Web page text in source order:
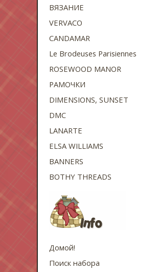
ВЯЗАНИЕ
VERVACO
CANDAMAR
Le Brodeuses Parisiennes
ROSEWOOD MANOR
РАМОЧКИ
DIMENSIONS, SUNSET
DMC
LANARTE
ELSA WILLIAMS
BANNERS
BOTHY THREADS
Домой!
Поиск набора